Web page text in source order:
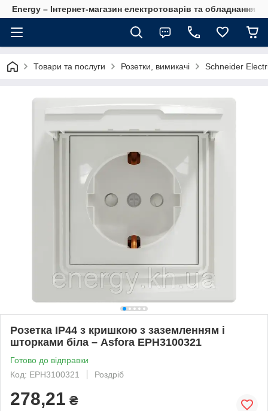
Energy – Інтернет-магазин електротоварів та обладнання
Товари та послуги Розетки, вимикачі Schneider
Розетка IP44 з кришкою з заземленням і
шторками біла – Asfora EPH3100321
Готово до відправки
Код: EPH3100321
Роздріб
278,21 ₴